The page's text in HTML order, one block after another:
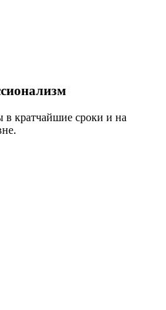
кратчайшие сроки и на